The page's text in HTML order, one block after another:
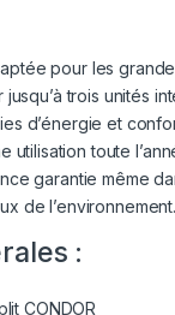
pour les
trois unités
d’énergie et
utilisation toute
garantie même
de l’environnement.
:
CONDOR